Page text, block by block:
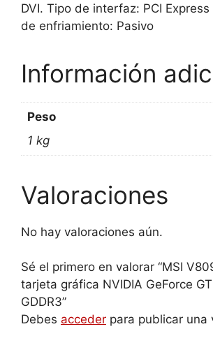
DVI. Tipo de interfaz: PCI
de enfriamiento: Pasivo
Información
Peso
1 kg
Valoraciones
No hay valoraciones aún.
Sé el primero en valorar “MSI
tarjeta gráfica NVIDIA GeForce
GDDR3”
Debes acceder para publicar una